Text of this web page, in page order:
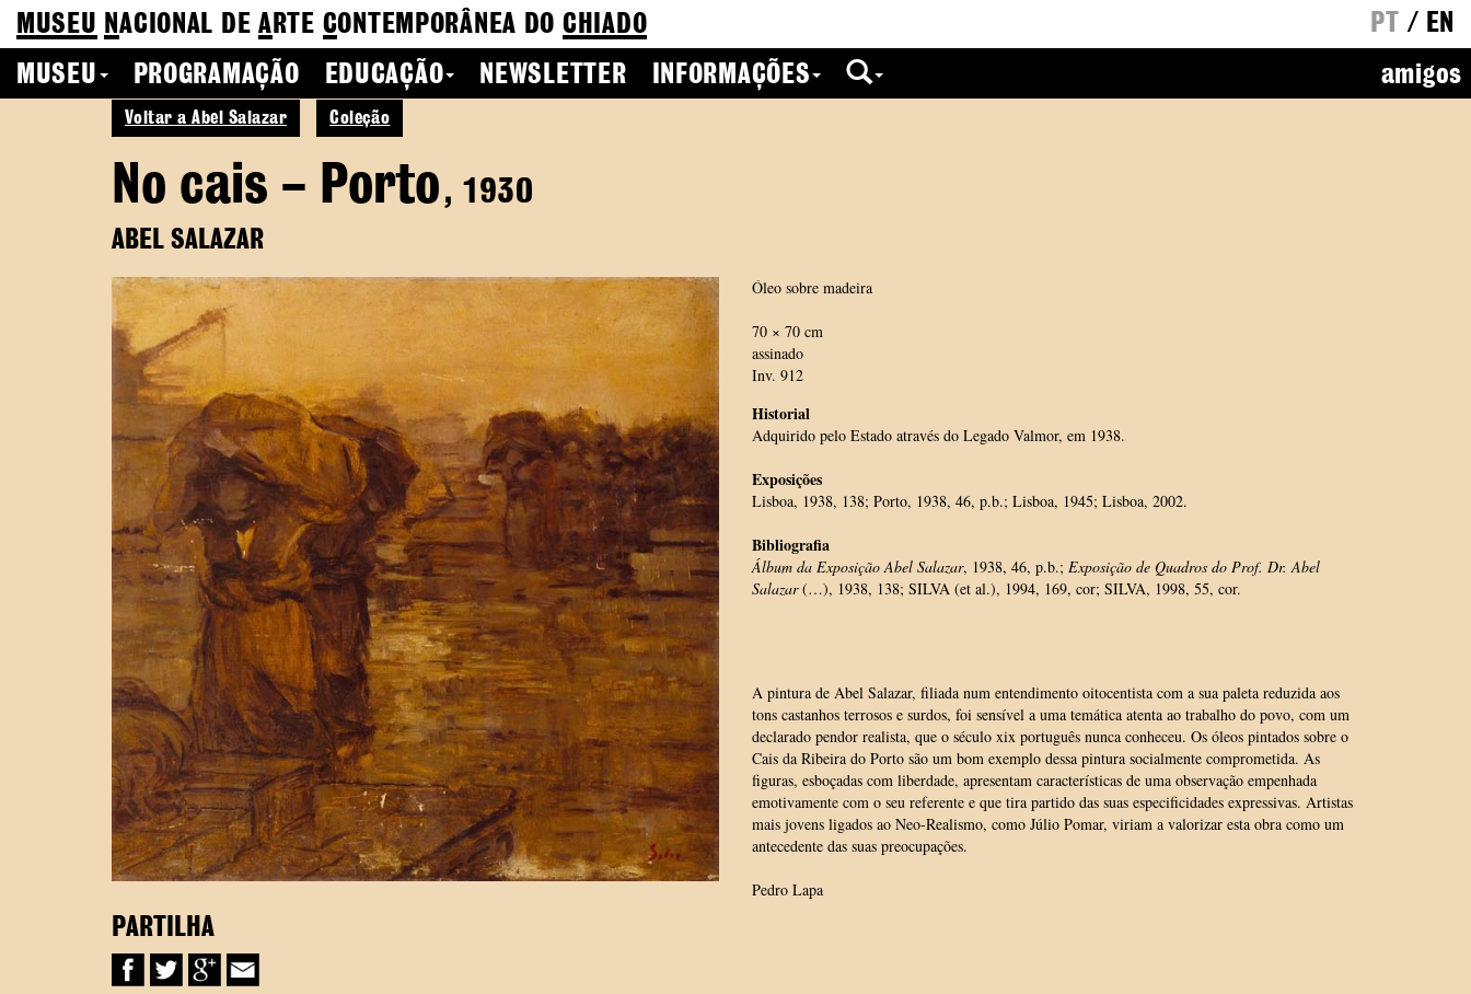
MUSEU NACIONAL DEA RTE CONTEMPORÂNEA DO CHIADO PT / EN
MUSEU
PROGRAMAÇÃO EDUCAÇÃO NEWSLETTER INFORMAÇÕES amigos
Voltar a Abel Salazar Coleção
No cais – Porto , 1930
ABEL SALAZAR
PARTILHA
Óleo sobre madeira
70 × 70 cm
assinado
Inv. 912
Historial
Adquirido pelo Estado através do Legado Valmor, em 1938.
Exposições
Lisboa, 1938, 138; Porto, 1938, 46, p.b.; Lisboa, 1945; Lisboa, 2002.
Bibliografia
Álbum da Exposição Abel Salazar, 1938, 46, p.b.; Exposição de Quadros do Prof. Dr. Abel
Salazar(…), 1938, 138; SILVA (et al.), 1994, 169, cor; SILVA, 1998, 55, cor.
A pintura de Abel Salazar, filiada num entendimento oitocentista com a sua paleta reduzida aos
tons castanhos terrosos e surdos, foi sensível a uma temática atenta ao trabalho do povo, com um
declarado pendor realista, que o século xix português nunca conheceu. Os óleos pintados sobre o
Cais da Ribeira do Porto são um bom exemplo dessa pintura socialmente comprometida. As
figuras, esboçadas com liberdade, apresentam características de uma observação empenhada
emotivamente com o seu referente e que tira partido das suas especificidades expressivas. Artistas
mais jovens ligados ao Neo-Realismo, como Júlio Pomar, viriam a valorizar esta obra como um
antecedente das suas preocupações.
Pedro Lapa